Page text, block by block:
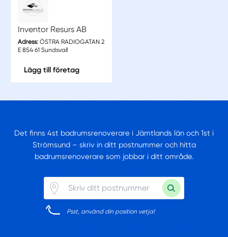
Inventor Resurs AB
Adress:ÖSTRA RADIOGATAN 2
E 854 61 Sundsvall
Lägg till företag
Det finns 4st badrumsrenoverare i Jämtlands län och 1st i
Strömsund – skriv in ditt postnummer och hitta
badrumsrenoverare som jobbar i ditt område.
Psst, använd din position vetja!